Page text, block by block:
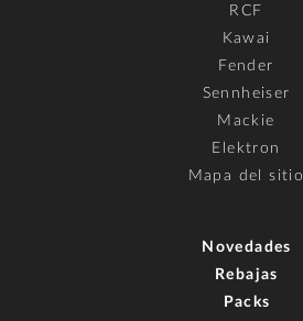
RCF
Kawai
Fender
Sennheiser
Mackie
Elektron
Mapa del sitio
Novedades
Rebajas
Packs